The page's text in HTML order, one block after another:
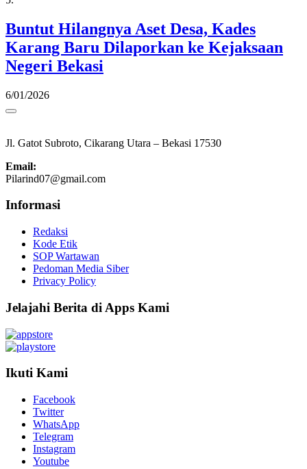
Buntut Hilangnya Aset Desa, Kades
Karang Baru Dilaporkan ke Kejaksaan
Negeri Bekasi
6/01/2026
Jl. Gatot Subroto, Cikarang Utara – Bekasi 17530
Email:
Pilarind07@gmail.com
Informasi
Redaksi
Kode Etik
SOP Wartawan
Pedoman Media Siber
Privacy Policy
Jelajahi Berita di Apps Kami
Ikuti Kami
Facebook
Twitter
WhatsApp
Telegram
Instagram
Youtube